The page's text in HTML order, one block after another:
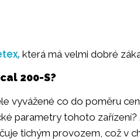
která má velmi dobré
200-S?
vyvážené co do poměru
parametry tohoto
tichým provozem, což v